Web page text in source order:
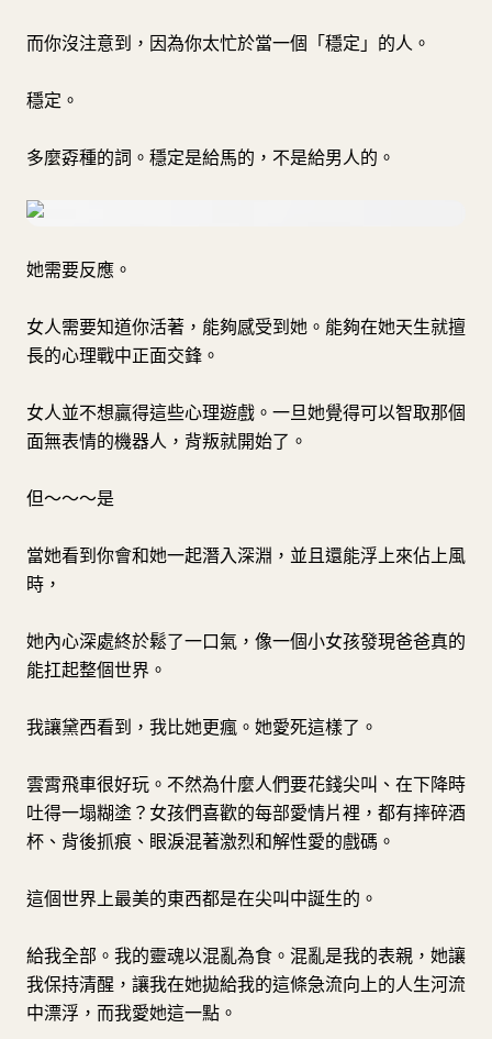
而你沒注意到，因為你太忙於當一個「穩定」的人。
穩定。
多麼孬種的詞。穩定是給馬的，不是給男人的。
她需要反應。
女人需要知道你活著，能夠感受到她。能夠在她天生就擅
長的心理戰中正面交鋒。
女人並不想贏得這些心理遊戲。一旦她覺得可以智取那個
面無表情的機器人，背叛就開始了。
但～～～是
當她看到你會和她一起潛入深淵，並且還能浮上來佔上風
時，
她內心深處終於鬆了一口氣，像一個小女孩發現爸爸真的
能扛起整個世界。
我讓黛西看到，我比她更瘋。她愛死這樣了。
雲霄飛車很好玩。不然為什麼人們要花錢尖叫、在下降時
吐得一塌糊塗？女孩們喜歡的每部愛情片裡，都有摔碎酒
杯、背後抓痕、眼淚混著激烈和解性愛的戲碼。
這個世界上最美的東西都是在尖叫中誕生的。
給我全部。我的靈魂以混亂為食。混亂是我的表親，她讓
我保持清醒，讓我在她拋給我的這條急流向上的人生河流
中漂浮，而我愛她這一點。